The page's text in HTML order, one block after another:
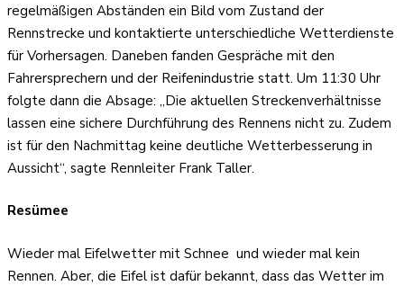
regelmäßigen Abständen ein Bild vom Zustand der
Rennstrecke und kontaktierte unterschiedliche Wetterdienste
für Vorhersagen. Daneben fanden Gespräche mit den
Fahrersprechern und der Reifenindustrie statt. Um 11:30 Uhr
folgte dann die Absage: „Die aktuellen Streckenverhältnisse
lassen eine sichere Durchführung des Rennens nicht zu. Zudem
ist für den Nachmittag keine deutliche Wetterbesserung in
Aussicht“, sagte Rennleiter Frank Taller.
Resümee
Wieder mal Eifelwetter mit Schnee und wieder mal kein
Rennen. Aber, die Eifel ist dafür bekannt, dass das Wetter im